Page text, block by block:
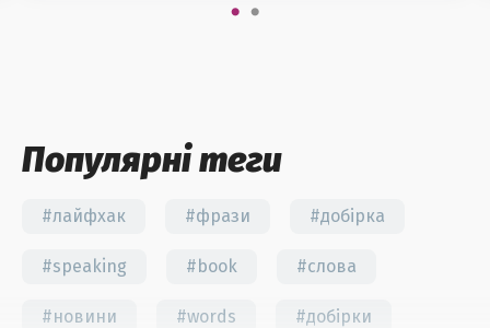
Популярні теги
#лайфхак #фрази #добірка
#speaking #book #слова
#новини #words #добірки